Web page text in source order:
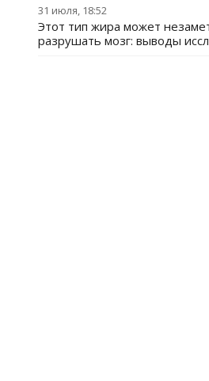
31 июля, 18:52
Этот тип жира может
разрушать мозг: выводы